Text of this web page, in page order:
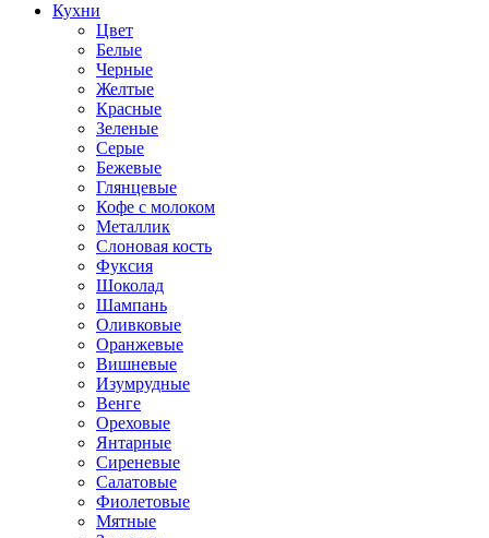
Кухни
Цвет
Белые
Черные
Желтые
Красные
Зеленые
Серые
Бежевые
Глянцевые
Кофе с молоком
Металлик
Слоновая кость
Фуксия
Шоколад
Шампань
Оливковые
Оранжевые
Вишневые
Изумрудные
Венге
Ореховые
Янтарные
Сиреневые
Салатовые
Фиолетовые
Мятные